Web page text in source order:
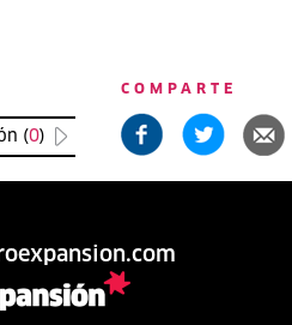
(0)
COMPARTE